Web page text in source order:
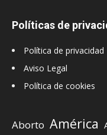
Políticas de
Política de privacidad
Aviso Legal
Política de cookies
Aborto América